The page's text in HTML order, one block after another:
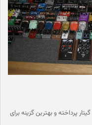
پرداخته و بهترین گزینه برای